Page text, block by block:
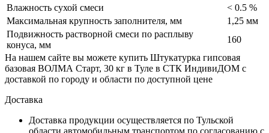
Влажность сухой смеси
< 0.5 %
Максимальная крупность заполнителя, мм
1,25 мм
Подвижность растворной смеси по расплыву
конуса, мм
160
На нашем сайте вы можете купить Штукатурка гипсовая
базовая ВОЛМА Старт, 30 кг в Туле в СТК ИндивиДОМ с
доставкой по городу и области по доступной цене
Доставка
Доставка продукции осуществляется по Тульской
области автомобильным транспортом по согласованию с